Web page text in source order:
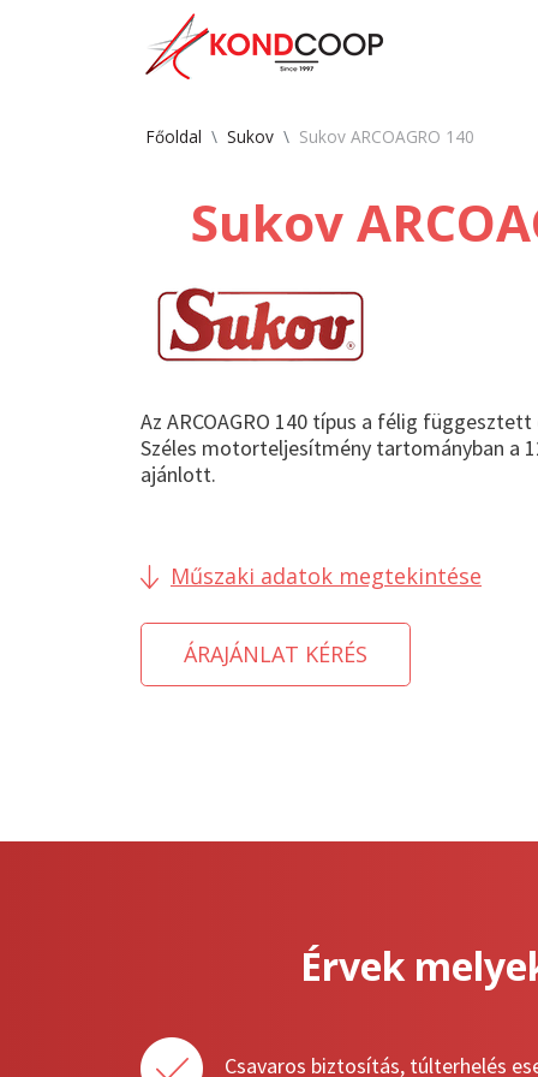
Főoldal Sukov Sukov ARCOAGRO 140
Sukov
Az ARCOAGRO 140 típus a félig
Széles motorteljesítmény tartományban a
ajánlott.
Műszaki adatok megtekintése
ÁRAJÁNLAT KÉRÉS
Érvek
Csavaros biztosítás, túlterhelés